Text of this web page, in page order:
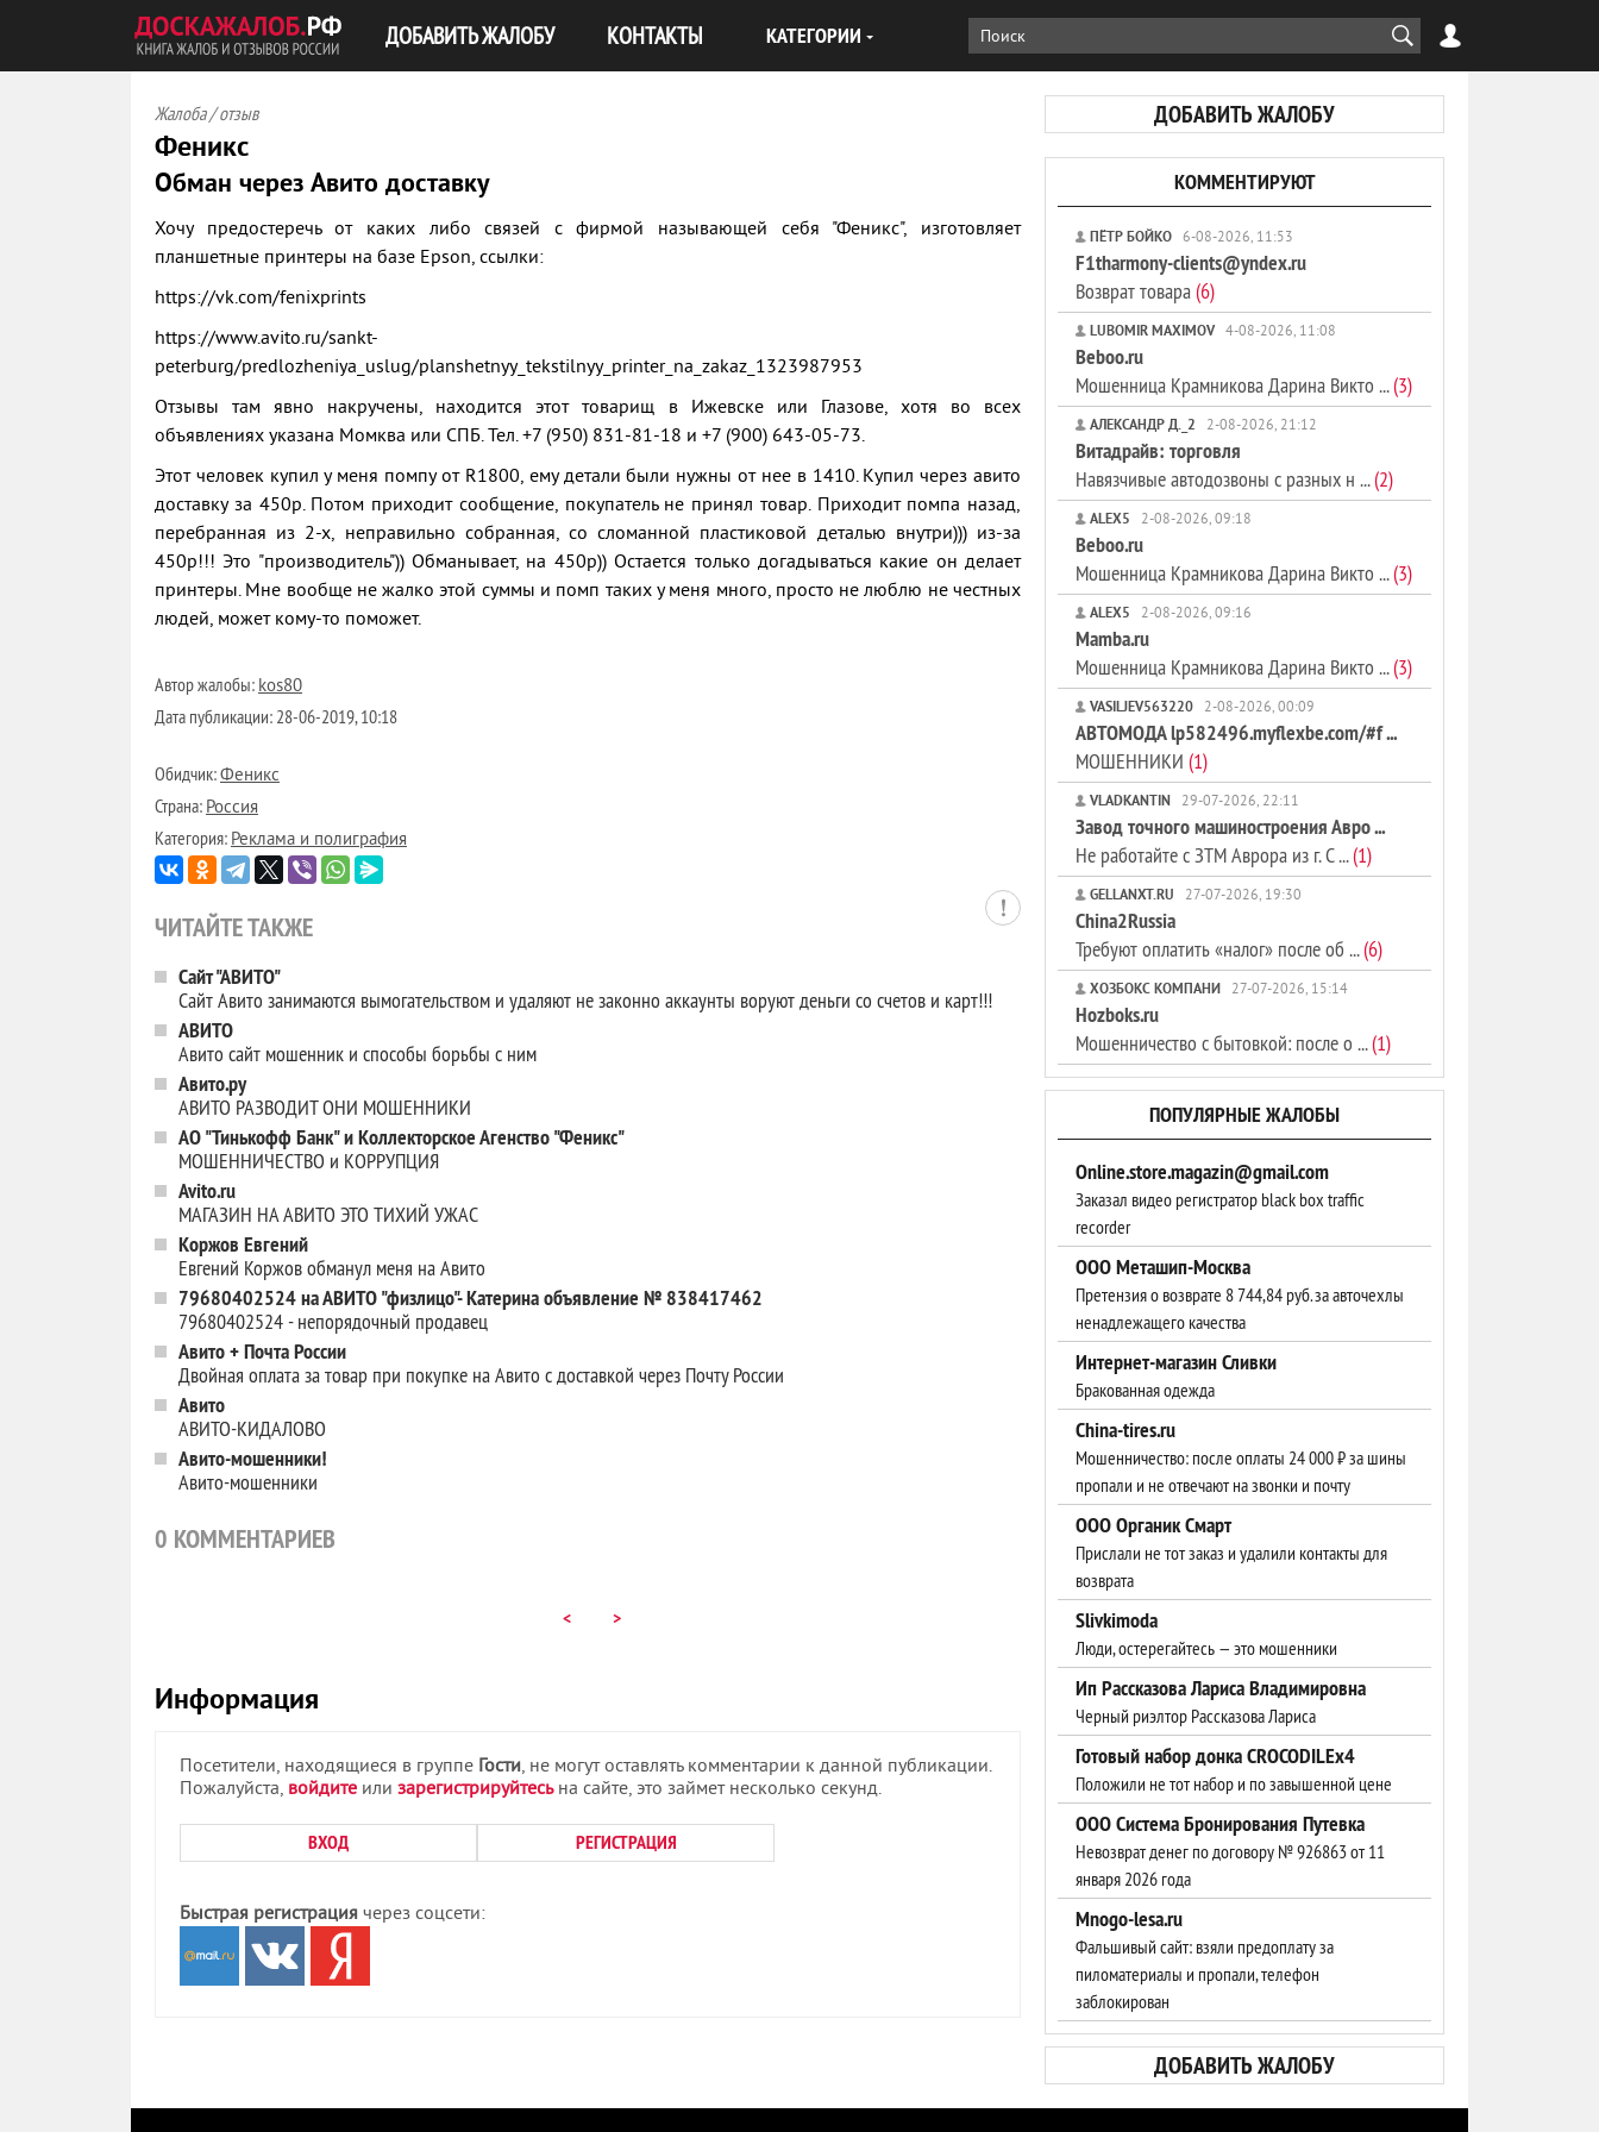
ДОБАВИТЬ ЖАЛОБУ КОНТАКТЫ КАТЕГОРИИ
ДОБАВИТЬ ЖАЛОБУ
Жалоба / отзыв
Феникс
Обман через Авито доставку
Хочу предостеречь от каких либо связей с фирмой называющей себя "Феникс", изготовляет
планшетные принтеры на базе Epson, ссылки:
https://vk.com/fenixprints
https://www.avito.ru/sankt-
peterburg/predlozheniya_uslug/planshetnyy_tekstilnyy_printer_na_zakaz_1323987953
Отзывы там явно накручены, находится этот товарищ в Ижевске или Глазове, хотя во всех
объявлениях указана Момква или СПБ. Тел. +7 (950) 831-81-18 и +7 (900) 643-05-73.
Этот человек купил у меня помпу от R1800, ему детали были нужны от нее в 1410. Купил через авито
доставку за 450р. Потом приходит сообщение, покупатель не принял товар. Приходит помпа назад,
перебранная из 2-х, неправильно собранная, со сломанной пластиковой деталью внутри))) из-за
450р!!! Это "производитель")) Обманывает, на 450р)) Остается только догадываться какие он делает
принтеры. Мне вообще не жалко этой суммы и помп таких у меня много, просто не люблю не честных
людей, может кому-то поможет.
Автор жалобы:kos80
Дата публикации: 28-06-2019, 10:18
Обидчик:Феникс
Страна:Россия
Категория:Реклама и полиграфия
ЧИТАЙТЕ ТАКЖЕ
Сайт "АВИТО"
Сайт Авито занимаются вымогательством и удаляют не законно аккаунты воруют деньги со счетов и карт!!!
АВИТО
Авито сайт мошенник и способы борьбы с ним
Авито.ру
АВИТО РАЗВОДИТ ОНИ МОШЕННИКИ
АО "Тинькофф Банк" и Коллекторское Агенство "Феникс"
МОШЕННИЧЕСТВО и КОРРУПЦИЯ
Avito.ru
МАГАЗИН НА АВИТО ЭТО ТИХИЙ УЖАС
Коржов Евгений
Евгений Коржов обманул меня на Авито
79680402524 на АВИТО "физлицо"- Катерина объявление № 838417462
79680402524 - непорядочный продавец
Авито + Почта России
Двойная оплата за товар при покупке на Авито с доставкой через Почту России
Авито
АВИТО-КИДАЛОВО
Авито-мошенники!
Авито-мошенники
0 КОММЕНТАРИЕВ
< >
Информация
Посетители, находящиеся в группе Гости, не могут оставлять комментарии к данной публикации.
Пожалуйста, войдите или зарегистрируйтесьна сайте, это займет несколько секунд.
ВХОД РЕГИСТРАЦИЯ
Быстрая регистрация через соцсети:
КОММЕНТИРУЮТ
ПЁТР БОЙКО 6-08-2026, 11:53
F1tharmony-clients@yndex.ru
Возврат товара(6)
LUBOMIR MAXIMOV 4-08-2026, 11:08
Beboo.ru
Мошенница Крамникова Дарина Викто ...(3)
АЛЕКСАНДР Д._2 2-08-2026, 21:12
Витадрайв: торговля
Навязчивые автодозвоны с разных н ...(2)
ALEX5 2-08-2026, 09:18
Beboo.ru
Мошенница Крамникова Дарина Викто ...(3)
ALEX5 2-08-2026, 09:16
Mamba.ru
Мошенница Крамникова Дарина Викто ...(3)
VASILJEV563220 2-08-2026, 00:09
АВТОМОДА lp582496.myflexbe.com/#f ...
МОШЕННИКИ (1)
VLADKANTIN 29-07-2026, 22:11
Завод точного машиностроения Авро ...
Не работайте с ЗТМ Аврора из г. С ...(1)
GELLANXT.RU 27-07-2026, 19:30
China2Russia
Требуют оплатить «налог» после об ...(6)
ХОЗБОКС КОМПАНИ 27-07-2026, 15:14
Hozboks.ru
Мошенничество с бытовкой: после о ...(1)
ПОПУЛЯРНЫЕ ЖАЛОБЫ
Online.store.magazin@gmail.com
Заказал видео регистратор black box traffic
recorder
ООО Меташип-Москва
Претензия о возврате 8 744,84 руб. за авточехлы
ненадлежащего качества
Интернет-магазин Сливки
Бракованная одежда
China-tires.ru
Мошенничество: после оплаты 24 000 ₽ за шины
пропали и не отвечают на звонки и почту
ООО Органик Смарт
Прислали не тот заказ и удалили контакты для
возврата
Slivkimoda
Люди, остерегайтесь — это мошенники
Ип Рассказова Лариса Владимировна
Черный риэлтор Рассказова Лариса
Готовый набор донка CROCODILEx4
Положили не тот набор и по завышенной цене
ООО Система Бронирования Путевка
Невозврат денег по договору № 926863 от 11
января 2026 года
Mnogo-lesa.ru
Фальшивый сайт: взяли предоплату за
пиломатериалы и пропали, телефон
заблокирован
ДОБАВИТЬ ЖАЛОБУ